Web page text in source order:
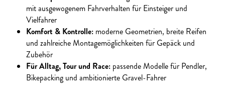
mit ausgewogenem Fahrverhalten für Einsteiger und
Vielfahrer
Komfort & Kontrolle: moderne Geometrien, breite Reifen
und zahlreiche Montagemöglichkeiten für Gepäck und
Zubehör
Für Alltag, Tour und Race: passende Modelle für Pendler,
Bikepacking und ambitionierte Gravel-Fahrer